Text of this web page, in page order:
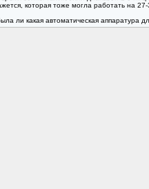
которая тоже могла работать на
ли какая автоматическая